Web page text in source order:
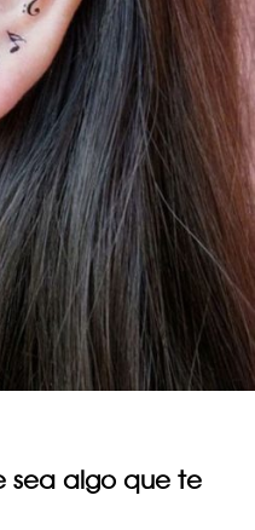
sea algo que te